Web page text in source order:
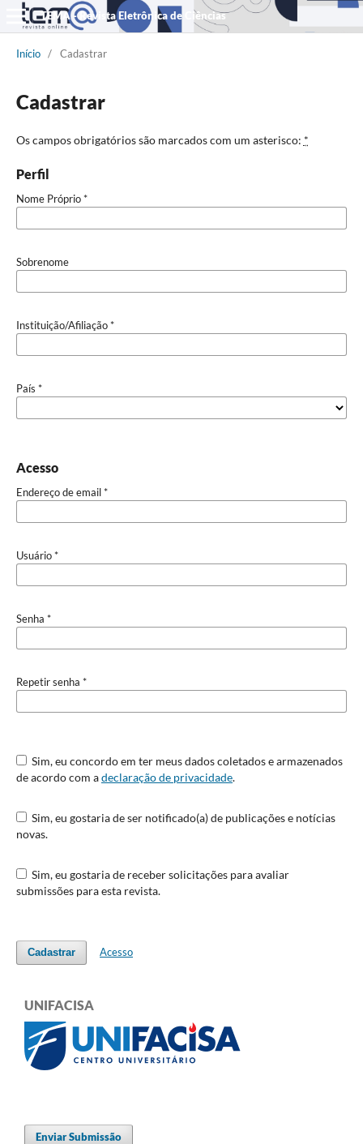
TEMA - Revista Eletrônica de Ciências
Início / Cadastrar
Cadastrar
Os campos obrigatórios são marcados com um asterisco: *
Perfil
Nome Próprio*
Sobrenome
Instituição/Afiliação*
País *
Acesso
Endereço de email*
Usuário*
Senha *
Repetir senha *
Sim, eu concordo em ter meus dados coletados e armazenados
de acordo com adeclaração de privacidade.
Sim, eu gostaria de ser notificado(a) de publicações e notícias
novas.
Sim, eu gostaria de receber solicitações para avaliar
submissões para esta revista.
Cadastrar Acesso
UNIFACISA
Enviar Submissão